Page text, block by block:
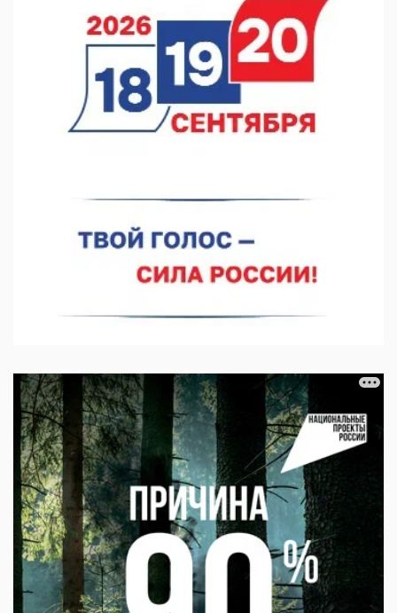
07.08.2026 12:15
В Нижнем Новгороде прошло совещание Росгвардии
07.08.2026 12:04